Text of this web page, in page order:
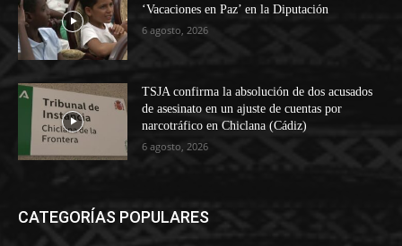
‘Vacaciones en Paz’ en la Diputación
6 agosto, 2026
TSJA confirma la absolución de dos acusados
de asesinato en un ajuste de cuentas por
narcotráfico en Chiclana (Cádiz)
6 agosto, 2026
CATEGORÍAS POPULARES